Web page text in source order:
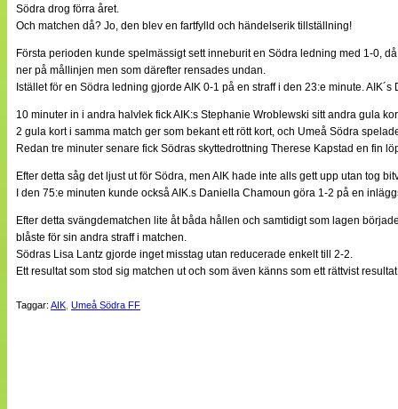
Medlemsbilder
Till klubbkassan
NÄTverket
Split vision
Om oss
Annonsera
Statistik
Tipsa Damfotboll
Södra drog förra året.
Och matchen då? Jo, den blev en fartfylld och händelserik tillställning!
Första perioden kunde spelmässigt sett inneburit en Södra ledning med 1-0,
ner på mållinjen men som därefter rensades undan.
Istället för en Södra ledning gjorde AIK 0-1 på en straff i den 23:e minute.
10 minuter in i andra halvlek fick AIK:s Stephanie Wroblewski sitt andra gula
2 gula kort i samma match ger som bekant ett rött kort, och Umeå Södra
Redan tre minuter senare fick Södras skyttedrottning Therese Kapstad en fin
Efter detta såg det ljust ut för Södra, men AIK hade inte alls gett upp utan tog
I den 75:e minuten kunde också AIK.s Daniella Chamoun göra 1-2 på en
Efter detta svängdematchen lite åt båda hållen och samtidigt som lagen
blåste för sin andra straff i matchen.
Södras Lisa Lantz gjorde inget misstag utan reducerade enkelt till 2-2.
Ett resultat som stod sig matchen ut och som även känns som ett rättvist
Taggar: AIK Umeå Södra FF